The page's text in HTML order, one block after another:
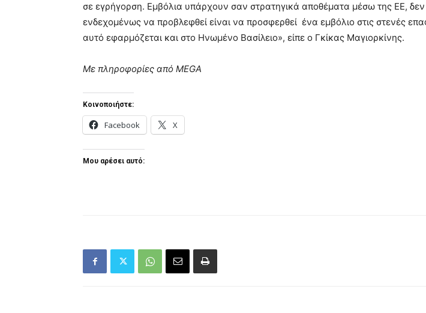
σε εγρήγορση. Εμβόλια υπάρχουν σαν στρατηγικά αποθέματα μέσω της ΕΕ,
ενδεχομένως να προβλεφθεί είναι να προσφερθεί ένα εμβόλιο στις στενές
αυτό εφαρμόζεται και στο Ηνωμένο Βασίλειο», είπε ο Γκίκας Μαγιορκίνης.
Με πληροφορίες από MEGA
Κοινοποιήστε:
Facebook X
Μου αρέσει αυτό: